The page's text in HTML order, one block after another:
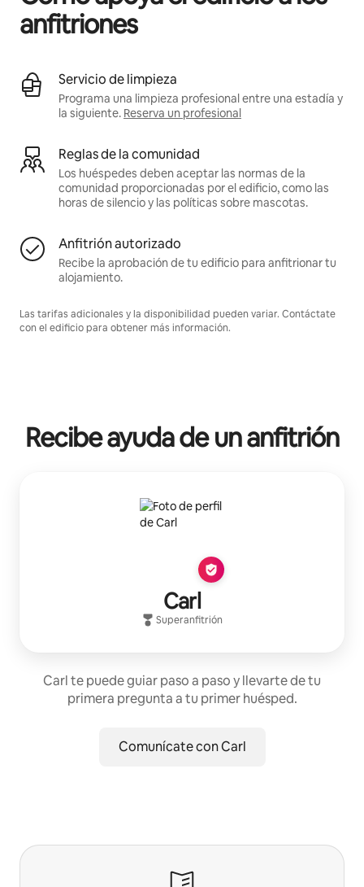
anfitriones
Servicio de limpieza
Programa una limpieza profesional entre una estadía y
la siguiente. Reserva un profesional
Reglas de la comunidad
Los huéspedes deben aceptar las normas de la
comunidad proporcionadas por el edificio, como las
horas de silencio y las políticas sobre mascotas.
Anfitrión autorizado
Recibe la aprobación de tu edificio para anfitrionar tu
alojamiento.
Las tarifas adicionales y la disponibilidad pueden variar. Contáctate
con el edificio para obtener más información.
Recibe ayuda de un anfitrión
Carl
Superanfitrión
Carl te puede guiar paso a paso y llevarte de tu
primera pregunta a tu primer huésped.
Comunícate con Carl